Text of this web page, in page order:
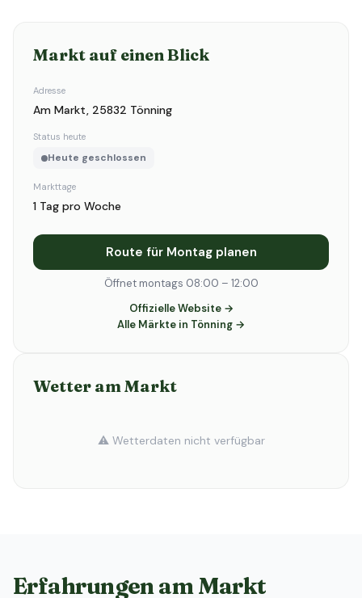
Markt auf einen Blick
Adresse
Am Markt, 25832 Tönning
Status heute
Heute geschlossen
Markttage
1 Tag pro Woche
Route für Montag planen
Öffnet montags 08:00 – 12:00
Offizielle Website →
Alle Märkte in Tönning →
Wetter am Markt
⚠️ Wetterdaten nicht verfügbar
Erfahrungen am Markt